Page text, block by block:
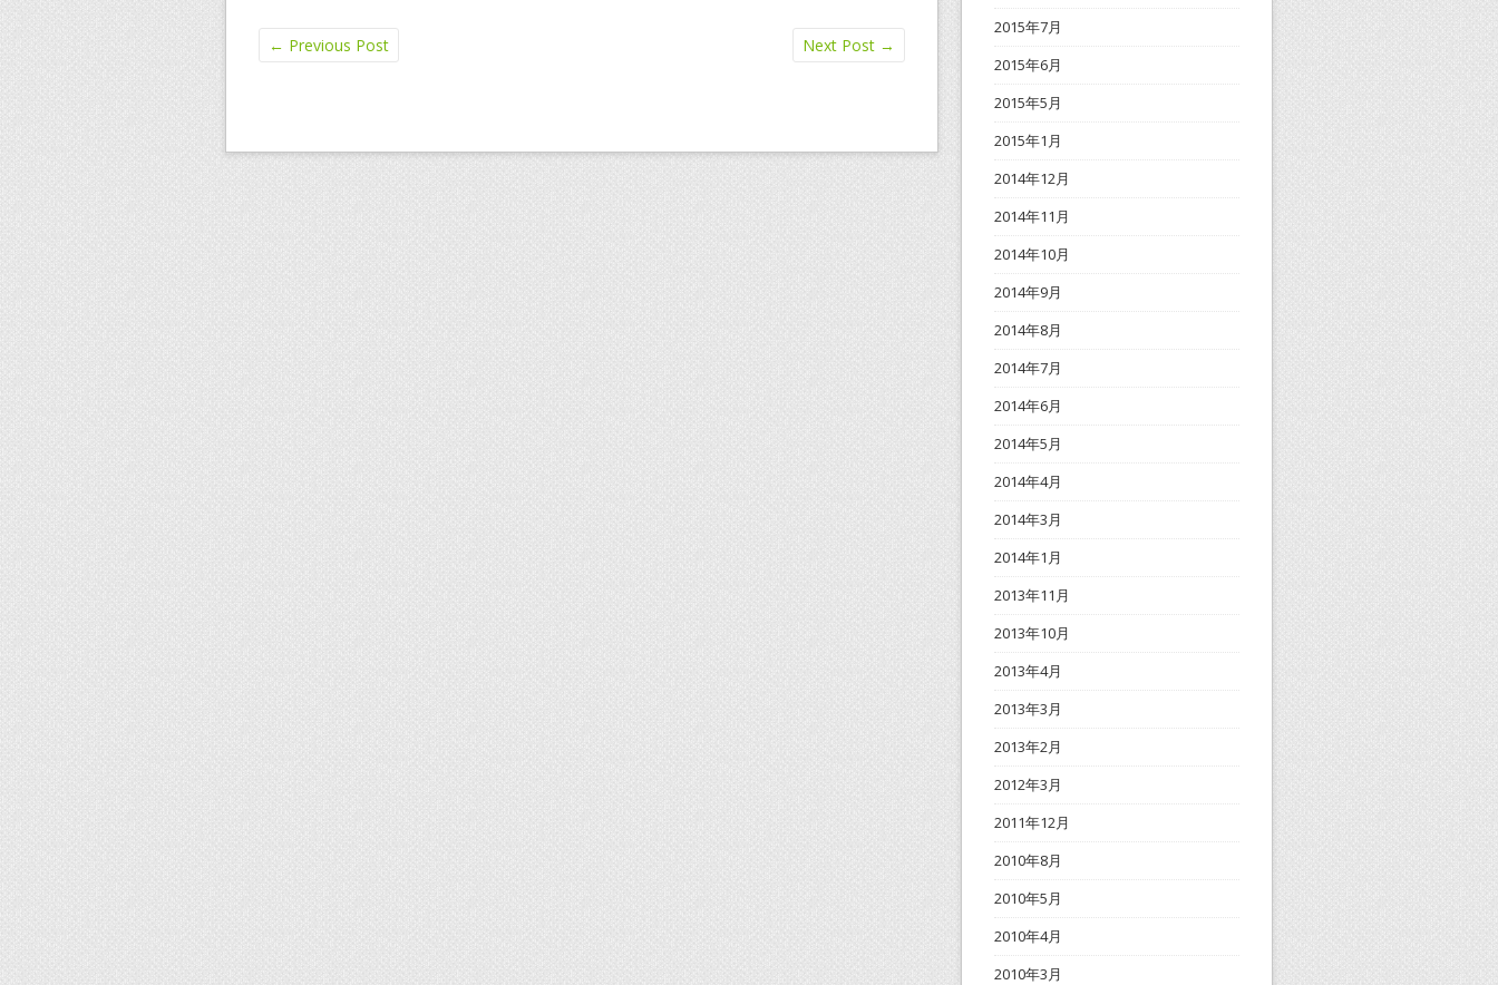
← Previous Post Next Post →
2015年7月
2015年6月
2015年5月
2015年1月
2014年12月
2014年11月
2014年10月
2014年9月
2014年8月
2014年7月
2014年6月
2014年5月
2014年4月
2014年3月
2014年1月
2013年11月
2013年10月
2013年4月
2013年3月
2013年2月
2012年3月
2011年12月
2010年8月
2010年5月
2010年4月
2010年3月